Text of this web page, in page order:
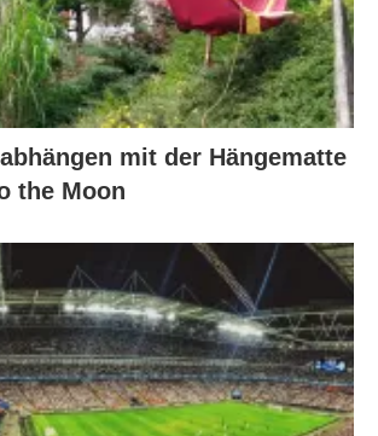
mit der Hängematte
the Moon